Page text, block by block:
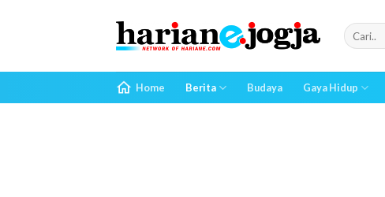
Home Berita Budaya Gaya Hidup